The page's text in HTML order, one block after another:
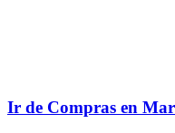
Ir de Compras en